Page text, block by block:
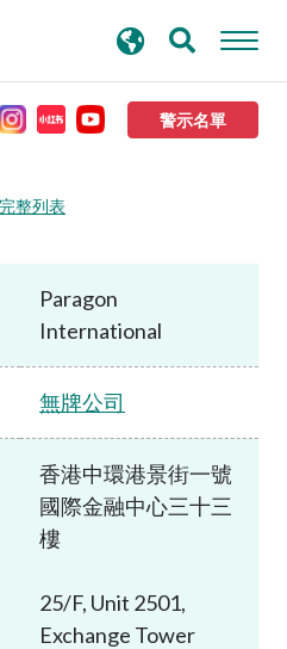
警示名單
整列表
Paragon
International
無牌公司
香港中環港景街一號
國際金融中心三十三
樓
25/F, Unit 2501,
Exchange Tower